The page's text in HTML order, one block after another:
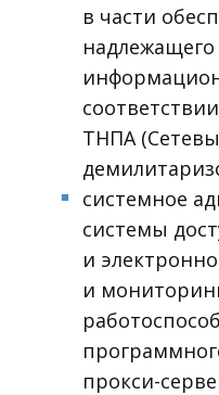
в части
надлежащего
ТНПА
■
системное
системы
и
и
прокси-